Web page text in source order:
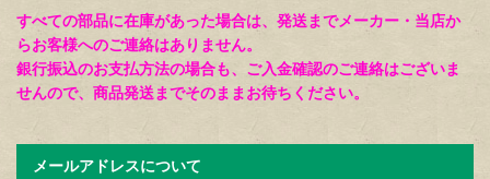
すべての部品に在庫があった場合は、発送までメーカー・当店か
らお客様へのご連絡はありません。
銀行振込のお支払方法の場合も、ご入金確認のご連絡はございま
せんので、商品発送までそのままお待ちください。
メールアドレスについて